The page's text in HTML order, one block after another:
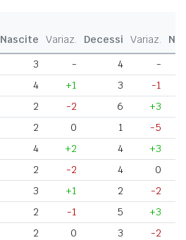
Nascite Variaz. Decessi Variaz.
3 - 4
-
4 +1 3
-1
2 -2 6
+3
2 0 1
-5
4 +2 4
+3
2 -2 4
0
3 +1 2
-2
2 -1 5
+3
2 0 3
-2